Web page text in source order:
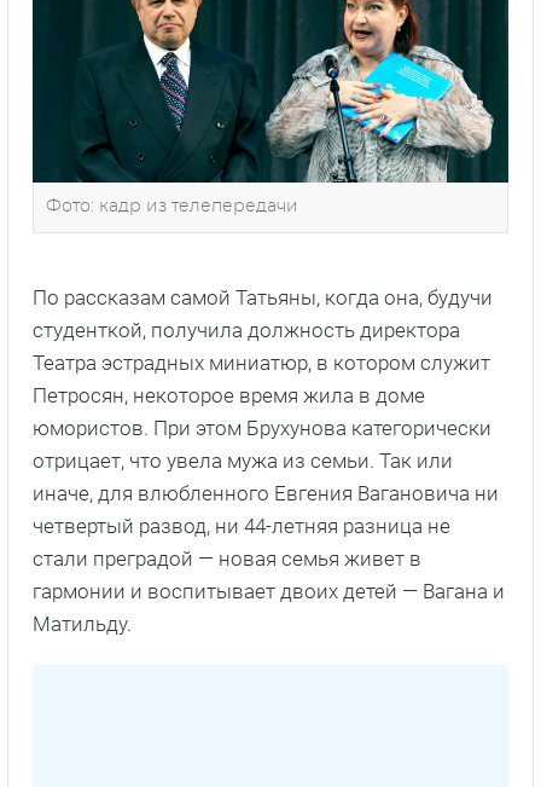
Фото: кадр из телепередачи
По рассказам самой Татьяны, когда она, будучи
студенткой, получила должность директора
Театра эстрадных миниатюр, в котором служит
Петросян, некоторое время жила в доме
юмористов. При этом Брухунова категорически
отрицает, что увела мужа из семьи. Так или
иначе, для влюбленного Евгения Вагановича ни
четвертый развод, ни 44-летняя разница не
стали преградой — новая семья живет в
гармонии и воспитывает двоих детей — Вагана и
Матильду.